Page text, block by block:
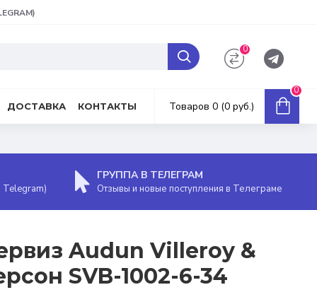
0
ДОСТАВКА КОНТАКТЫ Товаров 0 (0 руб.)
0
ГРУППА В ТЕЛЕГРАМ
Отзывы и новые поступления в Телеграме
Audun Villeroy &
SVB-1002-6-34